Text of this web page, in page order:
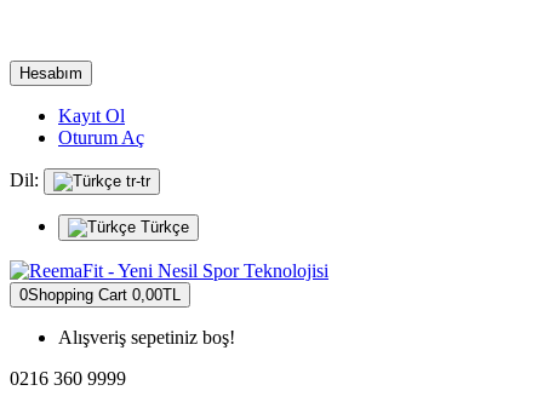
Hesabım
Kayıt Ol
Oturum Aç
Dil: tr-tr
Türkçe
0Shopping Cart 0,00TL
Alışveriş sepetiniz boş!
0216 360 9999